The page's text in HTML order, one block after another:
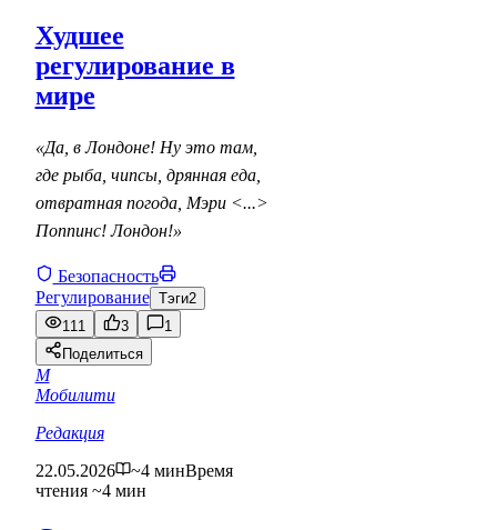
Худшее
регулирование в
мире
«Да, в Лондоне! Ну это там,
где рыба, чипсы, дрянная еда,
отвратная погода, Мэри <...>
Поппинс! Лондон!»
Безопасность
Регулирование Тэги2
111
3
1
Поделиться
М
Мобилити
Редакция
22.05.2026
~4 минВремя
чтения ~4 мин